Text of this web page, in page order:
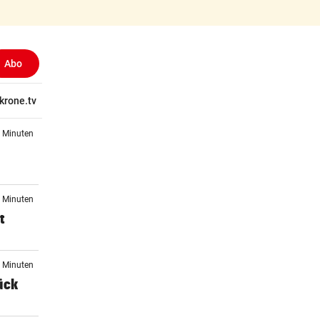
Abo
krone.tv
Minuten
Minuten
Minuten